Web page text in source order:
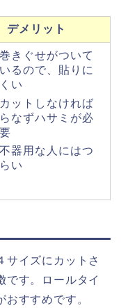
デメリット
巻きぐせがついて
いるので、貼りに
くい
カットしなければ
らなずハサミが必
要
不器用な人にはつ
らい
サイズにカットさ
です。ロールタイ
すすめです。